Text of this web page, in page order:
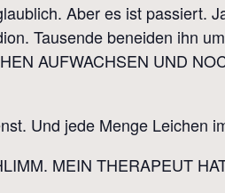
Aber es ist passiert.
Tausende beneiden ihn
AUFWACHSEN UND
Und jede Menge Leichen
MEIN THERAPEUT